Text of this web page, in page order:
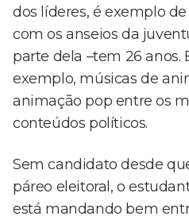
dos líderes, é exemplo
com os anseios da
parte dela –tem 26 anos.
exemplo, músicas de
animação pop entre os
conteúdos políticos.
Sem candidato desde
páreo eleitoral, o
está mandando bem